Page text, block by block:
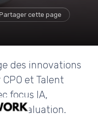
cette page
des innovations
et Talent
focus IA,
d’évaluation.